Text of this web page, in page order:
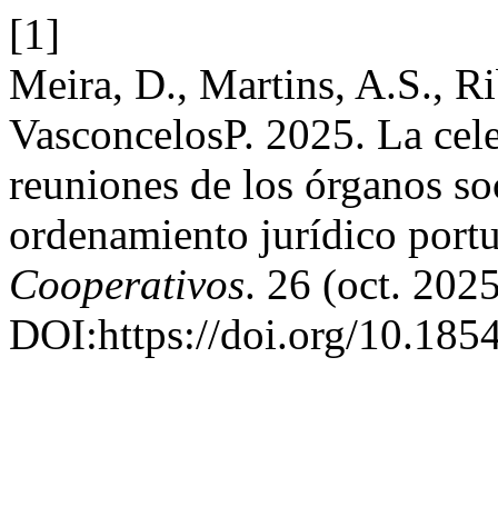
[1]
Meira, D., Martins, A.S.,
Vasconcelos‍P. 2025. La
reuniones de los órganos
ordenamiento jurídico
Cooperativos. 26 (oct.
DOI:https://doi.org/